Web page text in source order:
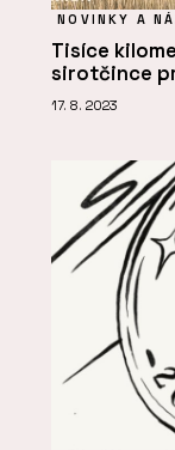
NOVINKY A
Tisíce
sirotčince
17. 8. 2023